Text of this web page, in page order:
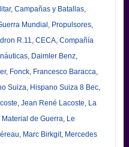
, Campañas y Batallas,
Mundial Propulsores,
R.11 CECA, Compañía
, Daimler Benz,
, Fonck, Francesco Baracca
Suiza Hispano Suiza 8 Bec,
Jean René Lacoste La
de Guerra Le
Marc Birkgit, Mercedes